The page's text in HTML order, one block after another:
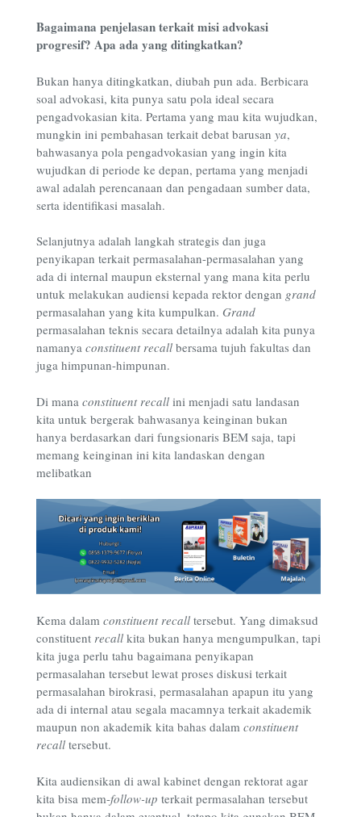
Bagaimana penjelasan terkait misi advokasi
progresif? Apa ada yang ditingkatkan?
Bukan hanya ditingkatkan, diubah pun ada. Berbicara
soal advokasi, kita punya satu pola ideal secara
pengadvokasian kita. Pertama yang mau kita wujudkan,
mungkin ini pembahasan terkait debat barusan ya,
bahwasanya pola pengadvokasian yang ingin kita
wujudkan di periode ke depan, pertama yang menjadi
awal adalah perencanaan dan pengadaan sumber data,
serta identifikasi masalah.
Selanjutnya adalah langkah strategis dan juga
penyikapan terkait permasalahan-permasalahan yang
ada di internal maupun eksternal yang mana kita perlu
untuk melakukan audiensi kepada rektor dengan grand
permasalahan yang kita kumpulkan. Grand
permasalahan teknis secara detailnya adalah kita punya
namanya constituent recall bersama tujuh fakultas dan
juga himpunan-himpunan.
Di mana constituent recall ini menjadi satu landasan
kita untuk bergerak bahwasanya keinginan bukan
hanya berdasarkan dari fungsionaris BEM saja, tapi
memang keinginan ini kita landaskan dengan
melibatkan
Kema dalam constituent recall tersebut. Yang dimaksud
constituent recall kita bukan hanya mengumpulkan, tapi
kita juga perlu tahu bagaimana penyikapan
permasalahan tersebut lewat proses diskusi terkait
permasalahan birokrasi, permasalahan apapun itu yang
ada di internal atau segala macamnya terkait akademik
maupun non akademik kita bahas dalam constituent
recall tersebut.
Kita audiensikan di awal kabinet dengan rektorat agar
kita bisa mem-follow-up terkait permasalahan tersebut